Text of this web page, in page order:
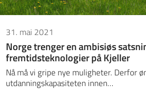
31. mai 2021
Norge trenger en ambisiøs
fremtidsteknologier på Kjeller
Nå må vi gripe nye muligheter. Derfor
utdanningskapasiteten innen…